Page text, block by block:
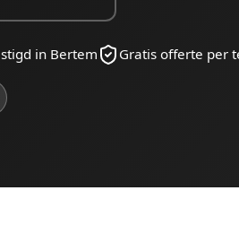
in Bertem Gratis offerte per